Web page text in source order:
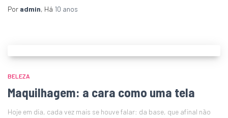
Por admin, Há 10 anos
BELEZA
Maquilhagem: a cara como uma tela
Hoje em dia, cada vez mais se houve falar: da base, que afinal não